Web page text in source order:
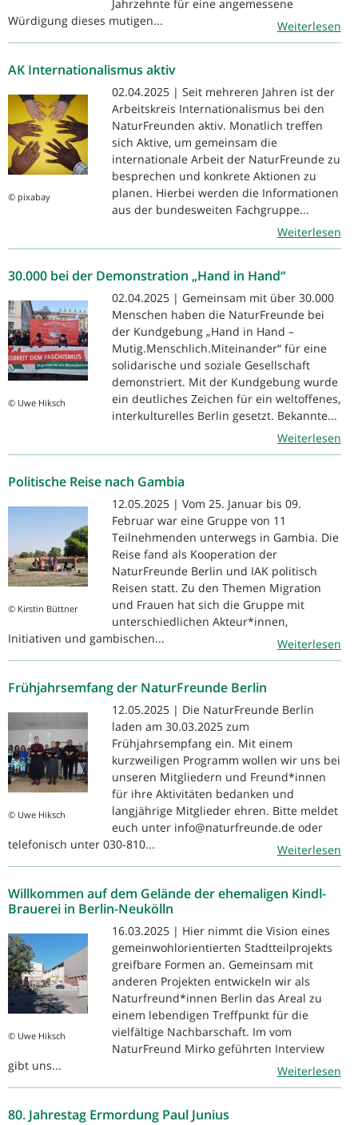
Jahrzehnte für eine angemessene
Würdigung dieses mutigen...
Weiterlesen
AK Internationalismus aktiv
© pixabay
02.04.2025 | Seit mehreren Jahren ist der
Arbeitskreis Internationalismus bei den
NaturFreunden aktiv. Monatlich treffen
sich Aktive, um gemeinsam die
internationale Arbeit der NaturFreunde zu
besprechen und konkrete Aktionen zu
planen. Hierbei werden die Informationen
aus der bundesweiten Fachgruppe...
Weiterlesen
30.000 bei der Demonstration „Hand in Hand“
© Uwe Hiksch
02.04.2025 | Gemeinsam mit über 30.000
Menschen haben die NaturFreunde bei
der Kundgebung „Hand in Hand –
Mutig.Menschlich.Miteinander“ für eine
solidarische und soziale Gesellschaft
demonstriert. Mit der Kundgebung wurde
ein deutliches Zeichen für ein weltoffenes,
interkulturelles Berlin gesetzt. Bekannte...
Weiterlesen
Politische Reise nach Gambia
© Kirstin Büttner
12.05.2025 | Vom 25. Januar bis 09.
Februar war eine Gruppe von 11
Teilnehmenden unterwegs in Gambia. Die
Reise fand als Kooperation der
NaturFreunde Berlin und IAK politisch
Reisen statt. Zu den Themen Migration
und Frauen hat sich die Gruppe mit
unterschiedlichen Akteur*innen,
Initiativen und gambischen...
Weiterlesen
Frühjahrsemfang der NaturFreunde Berlin
© Uwe Hiksch
12.05.2025 | Die NaturFreunde Berlin
laden am 30.03.2025 zum
Frühjahrsempfang ein. Mit einem
kurzweiligen Programm wollen wir uns bei
unseren Mitgliedern und Freund*innen
für ihre Aktivitäten bedanken und
langjährige Mitglieder ehren. Bitte meldet
euch unter info@naturfreunde.de oder
telefonisch unter 030-810...
Weiterlesen
Willkommen auf dem Gelände der ehemaligen Kindl-
Brauerei in Berlin-Neukölln
© Uwe Hiksch
16.03.2025 | Hier nimmt die Vision eines
gemeinwohlorientierten Stadtteilprojekts
greifbare Formen an. Gemeinsam mit
anderen Projekten entwickeln wir als
Naturfreund*innen Berlin das Areal zu
einem lebendigen Treffpunkt für die
vielfältige Nachbarschaft. Im vom
NaturFreund Mirko geführten Interview
gibt uns...
Weiterlesen
80. Jahrestag Ermordung Paul Junius